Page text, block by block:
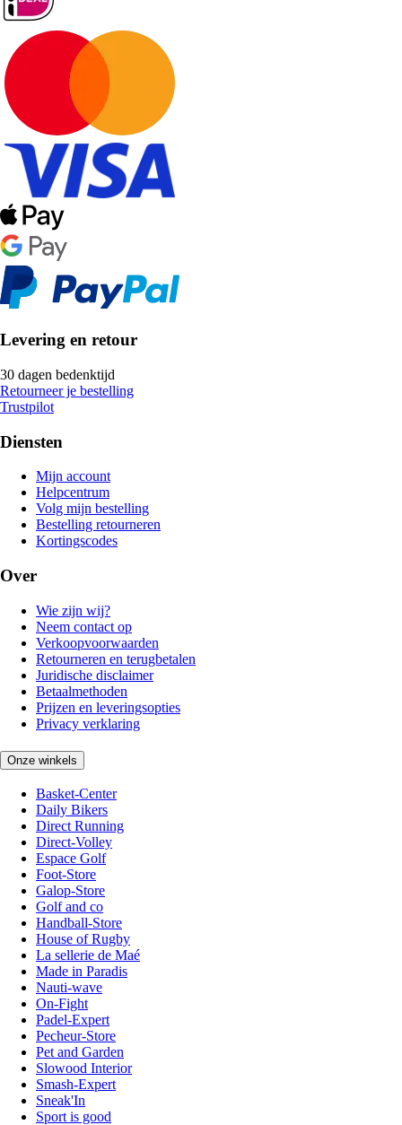
Levering en retour
30 dagen bedenktijd
Retourneer je bestelling
Trustpilot
Diensten
Mijn account
Helpcentrum
Volg mijn bestelling
Bestelling retourneren
Kortingscodes
Over
Wie zijn wij?
Neem contact op
Verkoopvoorwaarden
Retourneren en terugbetalen
Juridische disclaimer
Betaalmethoden
Prijzen en leveringsopties
Privacy verklaring
Onze winkels
Basket-Center
Daily Bikers
Direct Running
Direct-Volley
Espace Golf
Foot-Store
Galop-Store
Golf and co
Handball-Store
House of Rugby
La sellerie de Maé
Made in Paradis
Nauti-wave
On-Fight
Padel-Expert
Pecheur-Store
Pet and Garden
Slowood Interior
Smash-Expert
Sneak'In
Sport is good